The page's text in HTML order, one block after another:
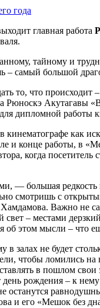
главная работа
тайному и
– самый большой
то, что
Акутагавы
дипломной
как
и конце работы, в
когда
— большая
смотришь с
Важно не
– местами
этом мысли – что
не будет
чтобы ломились
в пошлом
рождения – к
останутся
и его «Мешок без